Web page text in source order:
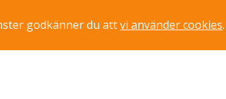
godkänner du attvi använder cookies.